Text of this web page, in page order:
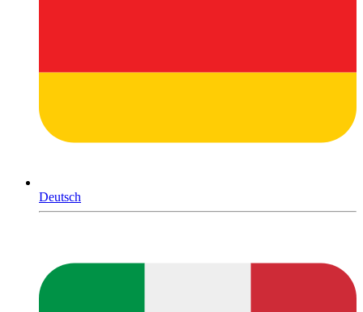
Deutsch